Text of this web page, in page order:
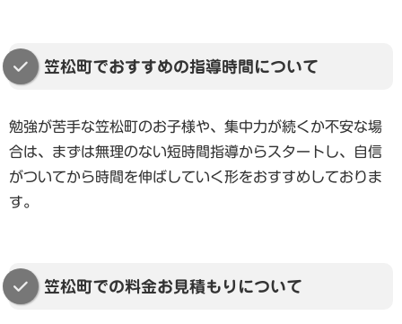
笠松町でおすすめの指導時間について
勉強が苦手な笠松町のお子様や、集中力が続くか不安な場
合は、まずは無理のない短時間指導からスタートし、自信
がついてから時間を伸ばしていく形をおすすめしておりま
す。
笠松町での料金お見積もりについて